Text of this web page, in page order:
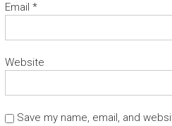
Email *
Website
Save my name, email, and